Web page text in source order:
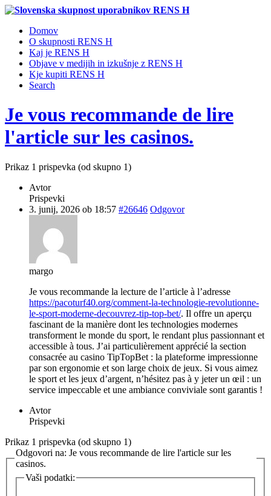
Domov
O skupnosti RENS H
Kaj je RENS H
Objave v medijih in izkušnje z RENS H
Kje kupiti RENS H
Search
Je vous recommande de lire
l'article sur les casinos.
Prikaz 1 prispevka (od skupno 1)
Avtor
Prispevki
3. junij, 2026 ob 18:57 #26646 Odgovor
margo
Je vous recommande la lecture de l’article à l’adresse
https://pacoturf40.org/comment-la-technologie-revolutionne-
le-sport-moderne-decouvrez-tip-top-bet/. Il offre un aperçu
fascinant de la manière dont les technologies modernes
transforment le monde du sport, le rendant plus passionnant et
accessible à tous. J’ai particulièrement apprécié la section
consacrée au casino TipTopBet : la plateforme impressionne
par son ergonomie et son large choix de jeux. Si vous aimez
le sport et les jeux d’argent, n’hésitez pas à y jeter un œil : un
service impeccable et une ambiance conviviale sont garantis !
Avtor
Prispevki
Prikaz 1 prispevka (od skupno 1)
Odgovori na: Je vous recommande de lire l'article sur les
casinos.
Vaši podatki: